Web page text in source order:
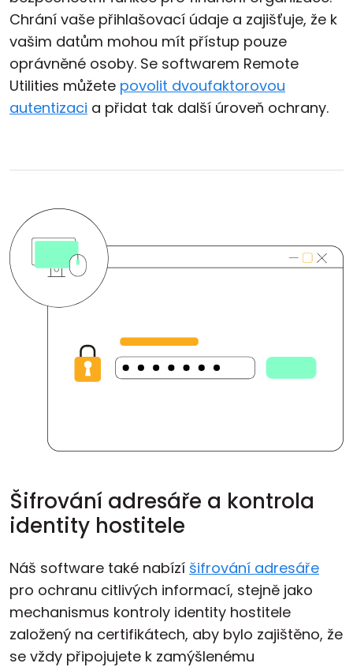
Chrání vaše přihlašovací údaje a zajišťuje, že k
vašim datům mohou mít přístup pouze
oprávněné osoby. Se softwarem Remote
Utilities můžete povolit dvoufaktorovou
autentizaci a přidat tak další úroveň ochrany.
Šifrování adresáře a kontrola
identity hostitele
Náš software také nabízí šifrování adresáře
pro ochranu citlivých informací, stejně jako
mechanismus kontroly identity hostitele
založený na certifikátech, aby bylo zajištěno, že
se vždy připojujete k zamýšlenému